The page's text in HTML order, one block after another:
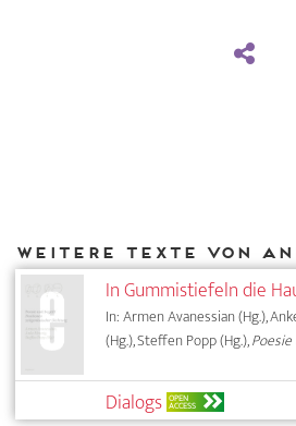
In Gummistiefeln die
In: Armen Avanessian (Hg.),
(Hg.), Steffen Popp (Hg.),
Dialogs OPEN
ACCESS